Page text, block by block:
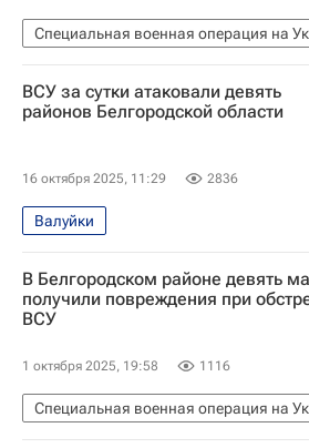
Специальная военная операция на
Белгородская область
Украина
Белгород
Вячеслав Гладков
Вооруженные силы Украины
Происшествия
ВСУ за сутки атаковали девять
районов Белгородской области
16 октября 2025, 11:29 2836
Валуйки
Специальная военная операция на
Происшествия
Белгородская
Украина
В Белгородском районе девять
получили повреждения при
ВСУ
1 октября 2025, 19:58 1116
Специальная военная операция на
Белгородский район
Украина